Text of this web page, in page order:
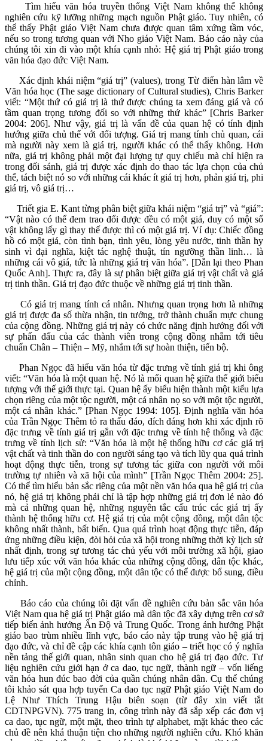
Tìm hiểu văn hóa truyền thống Việt Nam không thể không
nghiên cứu kỹ lưỡng những mạch nguồn Phật giáo. Tuy nhiên, có
thể thấy Phật giáo Việt Nam chưa được quan tâm xứng tầm vóc,
nếu so trong tương quan với Nho giáo Việt Nam. Báo cáo này của
chúng tôi xin đi vào một khía cạnh nhỏ: Hệ giá trị Phật giáo trong
văn hóa đạo đức Việt Nam.
Xác định khái niệm “giá trị” (values), trong Từ điển hàn lâm về
Văn hóa học (The sage dictionary of Cultural studies), Chris Barker
viết: “Một thứ có giá trị là thứ được chúng ta xem đáng giá và có
tầm quan trọng tương đối so với những thứ khác” [Chris Barker
2004: 206]. Như vậy, giá trị là vấn đề của quan hệ có tính định
hướng giữa chủ thể với đối tượng. Giá trị mang tính chủ quan, cái
mà người này xem là giá trị, người khác có thể thấy không. Hơn
nữa, giá trị không phải một đại lượng tự quy chiếu mà chỉ hiện ra
trong đối sánh, giá trị được xác định do thao tác lựa chọn của chủ
thể, tách biệt nó so với những cái khác ít giá trị hơn, phản giá trị, phi
giá trị, vô giá trị…
Triết gia E. Kant từng phân biệt giữa khái niệm “giá trị” và “giá”:
“Vật nào có thể đem trao đổi được đều có một giá, duy có một số
vật không lấy gì thay thế được thì có một giá trị. Ví dụ: Chiếc đồng
hồ có một giá, còn tình bạn, tình yêu, lòng yêu nước, tinh thần hy
sinh vì đại nghĩa, kiệt tác nghệ thuật, tín ngưỡng thần linh… là
những cái vô giá, tức là những giá trị văn hóa”. [Dẫn lại theo Phan
Quốc Anh]. Thực ra, đây là sự phân biệt giữa giá trị vật chất và giá
trị tinh thần. Giá trị đạo đức thuộc về những giá trị tinh thần.
Có giá trị mang tính cá nhân. Nhưng quan trọng hơn là những
giá trị được đa số thừa nhận, tin tưởng, trở thành chuẩn mực chung
của cộng đồng. Những giá trị này có chức năng định hướng đối với
sự phấn đấu của các thành viên trong cộng đồng nhắm tới tiêu
chuẩn Chân – Thiện – Mỹ, nhắm tới sự hoàn thiện, tiến bộ.
Phan Ngọc đã hiểu văn hóa từ đặc trưng về tính giá trị khi ông
viết: “Văn hóa là một quan hệ. Nó là mối quan hệ giữa thế giới biểu
tượng với thế giới thực tại. Quan hệ ấy biểu hiện thành một kiểu lựa
chọn riêng của một tộc người, một cá nhân nọ so với một tộc người,
một cá nhân khác.” [Phan Ngọc 1994: 105]. Định nghĩa văn hóa
của Trần Ngọc Thêm tỏ ra thấu đáo, đích đáng hơn khi xác định rõ
đặc trưng về tính giá trị gắn với đặc trưng về tính hệ thống và đặc
trưng về tính lịch sử: “Văn hóa là một hệ thống hữu cơ các giá trị
vật chất và tinh thần do con người sáng tạo và tích lũy qua quá trình
hoạt động thực tiễn, trong sự tương tác giữa con người với môi
trường tự nhiên và xã hội của mình” [Trần Ngọc Thêm 2004: 25].
Có thể tìm hiểu bản sắc riêng của một nền văn hóa qua hệ giá trị của
nó, hệ giá trị không phải chỉ là tập hợp những giá trị đơn lẻ nào đó
mà cả những quan hệ, những nguyên tắc cấu trúc các giá trị ấy
thành hệ thống hữu cơ. Hệ giá trị của một cộng đồng, một dân tộc
không nhất thành, bất biến. Qua quá trình hoạt động thực tiễn, đáp
ứng những điều kiện, đòi hỏi của xã hội trong những thời kỳ lịch sử
nhất định, trong sự tương tác chủ yếu với môi trường xã hội, giao
lưu tiếp xúc với văn hóa khác của những cộng đồng, dân tộc khác,
hệ giá trị của một cộng đồng, một dân tộc có thể được bổ sung, điều
chỉnh.
Báo cáo của chúng tôi đặt vấn đề nghiên cứu bản sắc văn hóa
Việt Nam qua hệ giá trị Phật giáo mà dân tộc đã xây dựng trên cơ sở
tiếp biến ảnh hưởng Ấn Độ và Trung Quốc. Trong ảnh hưởng Phật
giáo bao trùm nhiều lĩnh vực, báo cáo này tập trung vào hệ giá trị
đạo đức, và chỉ đề cập các khía cạnh tôn giáo – triết học có ý nghĩa
nền tảng thế giới quan, nhân sinh quan cho hệ giá trị đạo đức. Tư
liệu nghiên cứu giới hạn ở ca dao, tục ngữ, thành ngữ – vốn liếng
văn hóa hun đúc bao đời của quần chúng nhân dân. Cụ thể chúng
tôi khảo sát qua hợp tuyển Ca dao tục ngữ Phật giáo Việt Nam do
Lệ Như Thích Trung Hậu biên soạn (từ đây xin viết tắt
CDTNPGVN). 775 trang in, công trình này đã sắp xếp các đơn vị
ca dao, tục ngữ, một mặt, theo trình tự alphabet, mặt khác theo các
chủ đề nên khá thuận tiện cho những người nghiên cứu. Khó khăn